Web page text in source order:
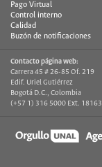
Pago Virtual
Control interno
Calidad
Buzón de notificaciones
Contacto página web:
Carrera 45 # 26-85 Of. 219
Edif. Uriel Gutiérrez
Bogotá D.C., Colombia
(+57 1) 316 5000 Ext. 18163